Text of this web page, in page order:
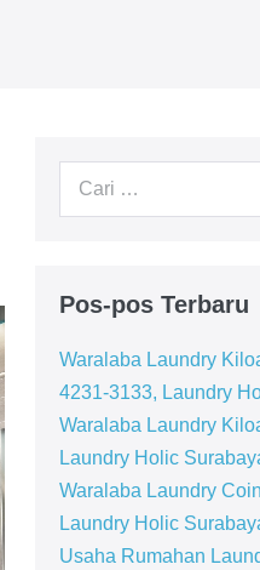
Pencarian
Pos-pos Terbaru
Waralaba Laundry
4231-3133, Laundry
Waralaba Laundry
Laundry Holic
Waralaba Laundry
Laundry Holic
Usaha Rumahan